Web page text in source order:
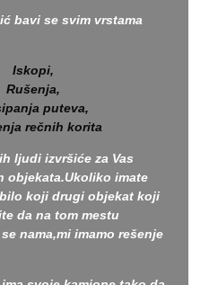
bavi se svim vrstama
Iskopi,
Rušenja,
puteva,
rečnih korita
ljudi izvršiće za Vas
objekata.Ukoliko imate
koji drugi objekat koji
da na tom mestu
nama,mi imamo rešenje